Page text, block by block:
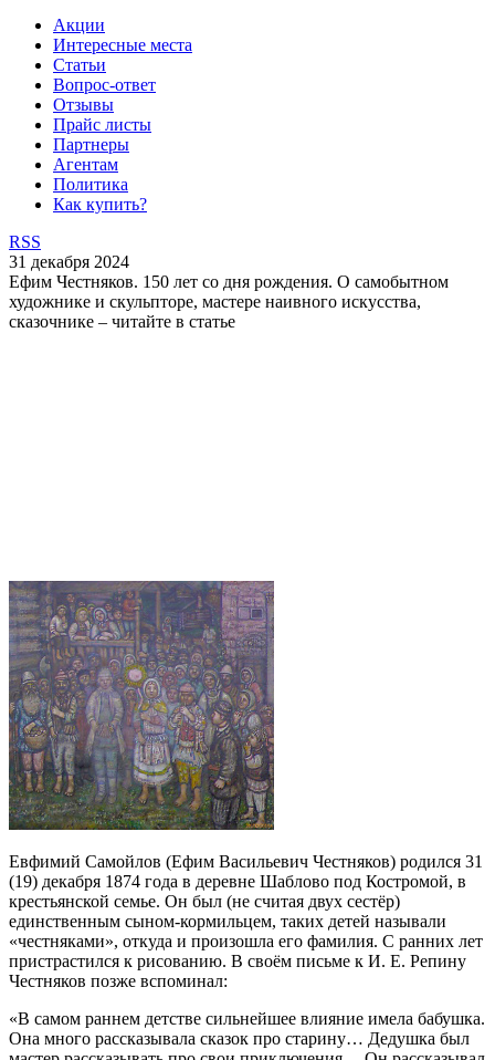
Акции
Интересные места
Статьи
Вопрос-ответ
Отзывы
Прайс листы
Партнеры
Агентам
Политика
Как купить?
RSS
31 декабря 2024
Ефим Честняков. 150 лет со дня рождения. О самобытном
художнике и скульпторе, мастере наивного искусства,
сказочнике – читайте в статье
Евфимий Самойлов (Ефим Васильевич Честняков) родился 31
(19) декабря 1874 года в деревне Шаблово под Костромой, в
крестьянской семье. Он был (не считая двух сестёр)
единственным сыном-кормильцем, таких детей называли
«честняками», откуда и произошла его фамилия. С ранних лет
пристрастился к рисованию. В своём письме к И. Е. Репину
Честняков позже вспоминал:
«В самом раннем детстве сильнейшее влияние имела бабушка.
Она много рассказывала сказок про старину… Дедушка был